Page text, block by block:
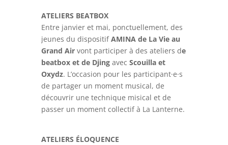
ATELIERS BEATBOX
Entre janvier et mai, ponctuellement, des
jeunes du dispositifAMINA de La Vie au
Grand Airvont participer à des ateliers de
beatbox et de Djingavec Scouilla et
Oxydz. L’occasion pour les participant·e·s
de partager un moment musical, de
découvrir une technique misical et de
passer un moment collectif à La Lanterne.
ATELIERS ÉLOQUENCE